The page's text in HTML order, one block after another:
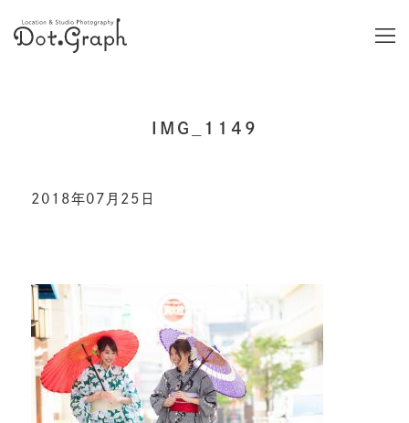
IMG_1149
2018年07月25日